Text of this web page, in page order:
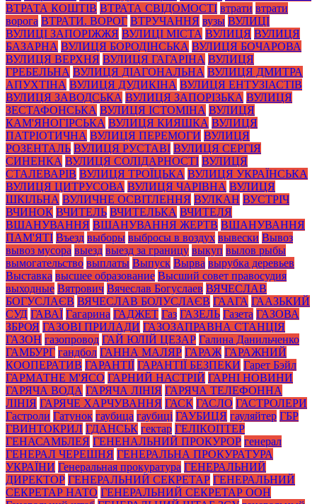
ВТРАТА КОШТІВ ВТРАТА СВІДОМОСТІ втрати втрати
ворога ВТРАТИ. ВОРОГ ВТРУЧАННЯ вузы ВУЛИЦІ
ВУЛИЦІ ЗАПОРІЖЖЯ ВУЛИЦІ МІСТА ВУЛИЦЯ ВУЛИЦЯ
БАЗАРНА ВУЛИЦЯ БОРОДІНСЬКА ВУЛИЦЯ БОЧАРОВА
ВУЛИЦЯ ВЕРХНЯ ВУЛИЦЯ ГАГАРІНА ВУЛИЦЯ
ГРЕБЕЛЬНА ВУЛИЦЯ ДІАГОНАЛЬНА ВУЛИЦЯ ДМИТРА
АПУХТІНА ВУЛИЦЯ ДУДИКІНА ВУЛИЦЯ ЕНТУЗІАСТІВ
ВУЛИЦЯ ЗАВОДСЬКА ВУЛИЦЯ ЗАПОРІЗЬКА ВУЛИЦЯ
ЗЕСТАФОНСЬКА ВУЛИЦЯ ІСТОМІНА ВУЛИЦЯ
КАМ'ЯНОГІРСЬКА ВУЛИЦЯ КИЯШКА ВУЛИЦЯ
ПАТРІОТИЧНА ВУЛИЦЯ ПЕРЕМОГИ ВУЛИЦЯ
РОЗЕНТАЛЬ ВУЛИЦЯ РУСТАВІ ВУЛИЦЯ СЕРГІЯ
СИНЕНКА ВУЛИЦЯ СОЛІДАРНОСТІ ВУЛИЦЯ
СТАЛЕВАРІВ ВУЛИЦЯ ТРОЇЦЬКА ВУЛИЦЯ УКРАЇНСЬКА
ВУЛИЦЯ ЦИТРУСОВА ВУЛИЦЯ ЧАРІВНА ВУЛИЦЯ
ШКІЛЬНА ВУЛИЧНЕ ОСВІТЛЕННЯ ВУЛКАН ВУСТРІЧ
ВЧИНОК ВЧИТЕЛЬ ВЧИТЕЛЬКА ВЧИТЕЛЯ
ВШАНУВАННЯ ВШАНУВАННЯ ЖЕРТВ ВШАНУВАННЯ
ПАМ'ЯТІ Въезд выборы выбросы в воздух вывески Вывоз
вывоз мусора выезд выезд за границу выкуп вылов рыбы
вымогательство выплаты Выпуск Вырва вырубка деревьев
Выставка высшее образование Высший совет правосудия
выходные Вятрович Вячеслав Богуслаев ВЯЧЕСЛАВ
БОГУСЛАЄВ ВЯЧЕСЛАВ БОЛУСЛАЄВ ГААГА ГААЗЬКИЙ
СУД ГАВАЇ Гагарина ГАДЖЕТ Газ ГАЗЕЛЬ Газета ГАЗОВА
ЗБРОЯ ГАЗОВІ ПРИЛАДИ ГАЗОЗАПРАВНА СТАНЦІЯ
ГАЗОН газопровод ГАЙ ЮЛІЙ ЦЕЗАР Галина Данильченко
ГАМБУРГ гандбол ГАННА МАЛЯР ГАРАЖ ГАРАЖНИЙ
КООПЕРАТИВ ГАРАНТІЇ ГАРАНТІЇ БЕЗПЕКИ Гарет Бэйл
ГАРМАТНЕ М'ЯСО ГАРНИЙ НАСТРІЙ ГАРНІ НОВИНИ
ГАРЯЧА ВОДА ГАРЯЧА ЛІНІЯ ГАРЯЧА ТЕЛЕФОННА
ЛІНІЯ ГАРЯЧЕ ХАРЧУВАННЯ ГАСК ГАСЛО ГАСТРОЛЕРИ
Гастроли Гатунок гаубица гаубиці ГАУБИЦЯ гауляйтер ГБР
ГВИНТОКРИЛ ГДАНСЬК гектар ГЕЛІКОПТЕР
ГЕНАСАМБЛЕЯ ГЕНЕНАЛЬНИЙ ПРОКУРОР генерал
ГЕНЕРАЛ ЧЕРЕШНЯ ГЕНЕРАЛЬНА ПРОКУРАТУРА
УКРАЇНИ Генеральная прокуратура ГЕНЕРАЛЬНИЙ
ДИРЕКТОР ГЕНЕРАЛЬНИЙ СЕКРЕТАР ГЕНЕРАЛЬНИЙ
СЕКРЕТАР НАТО ГЕНЕРАЛЬНИЙ СЕКРЕТАР ООН